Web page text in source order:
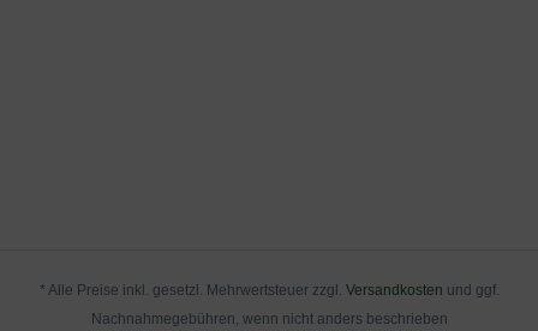
* Alle Preise inkl. gesetzl. Mehrwertsteuer zzgl. Versandkosten und ggf.
Nachnahmegebühren, wenn nicht anders beschrieben